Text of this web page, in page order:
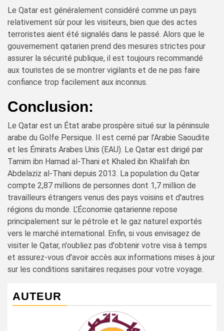
Le Qatar est généralement considéré comme un pays
relativement sûr pour les visiteurs, bien que des actes
terroristes aient été signalés dans le passé. Alors que le
gouvernement qatarien prend des mesures strictes pour
assurer la sécurité publique, il est toujours recommandé
aux touristes de se montrer vigilants et de ne pas faire
confiance trop facilement aux inconnus.
Conclusion:
Le Qatar est un État arabe prospère situé sur la péninsule
arabe du Golfe Persique. Il est cerné par l’Arabie Saoudite
et les Émirats Arabes Unis (EAU). Le Qatar est dirigé par
Tamim ibn Hamad al-Thani et Khaled ibn Khalifah ibn
Abdelaziz al-Thani depuis 2013. La population du Qatar
compte 2,87 millions de personnes dont 1,7 million de
travailleurs étrangers venus des pays voisins et d'autres
régions du monde. L’Économie qatarienne repose
principalement sur le pétrole et le gaz naturel exportés
vers le marché international. Enfin, si vous envisagez de
visiter le Qatar, n'oubliez pas d'obtenir votre visa à temps
et assurez-vous d'avoir accès aux informations mises à jour
sur les conditions sanitaires requises pour votre voyage.
AUTEUR